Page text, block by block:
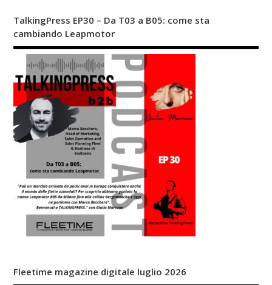
TalkingPress EP30 – Da T03 a B05: come sta
cambiando Leapmotor
Fleetime magazine digitale luglio 2026